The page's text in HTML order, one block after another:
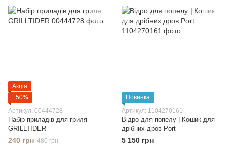
Акція
−50%
Артикул: 00444728
Набір приладів для гриля
GRILLTIDER
240 грн 480 грн
Новинка
Артикул: 1104270161
Відро для попелу | Кошик для
дрібних дров Port
5 150 грн